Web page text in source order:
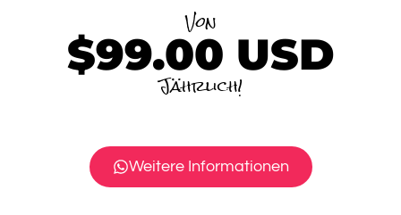
Von
$99.00 USD
Jährlich!
Weitere Informationen